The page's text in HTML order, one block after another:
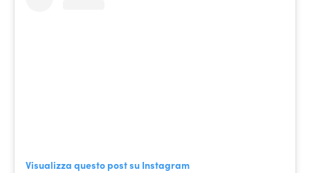
Visualizza questo post su Instagram